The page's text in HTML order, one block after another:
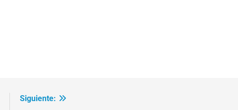
Siguiente: